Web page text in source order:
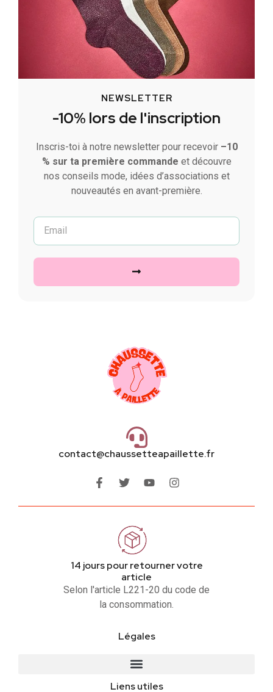
NEWSLETTER
-10% lors de l'inscription
Inscris-toi à notre newsletter pour recevoir –10
% sur ta première commande et découvre
nos conseils mode, idées d’associations et
nouveautés en avant-première.
contact@chaussetteapaillette.fr
14 jours pour retourner votre
article
Selon l'article L221-20 du code de
la consommation.
Légales
Liens utiles